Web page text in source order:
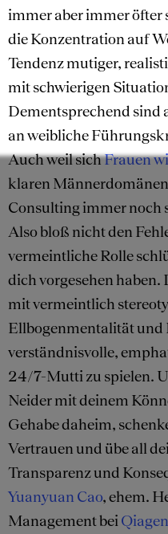
immer aber immer öfter
die Konzentration auf
Tendenz mutiger,
mit schwierigen
Dementsprechend sind
an weibliche
Auch weil sichFrauen
klaren
Consulting immer noch
Also bloß nicht den
vermeintliche Rolle
dich vorgesehen
mit vermeintlich
Ellbogenmentalität und
verständnisvolle,
24/7-Mutti zu spielen.
Neider mit deinem
Gehabe daheim,
Vertrauen und übe all
Transparenz und
Yuanyuan Cao, ehem.
Management bei Qiagen